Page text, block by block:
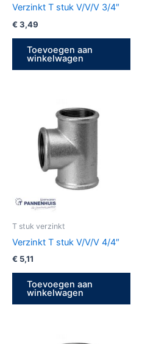
Verzinkt T stuk V/V/V 3/4″
€ 3,49
Toevoegen aan
winkelwagen
T stuk verzinkt
Verzinkt T stuk V/V/V 4/4″
€ 5,11
Toevoegen aan
winkelwagen